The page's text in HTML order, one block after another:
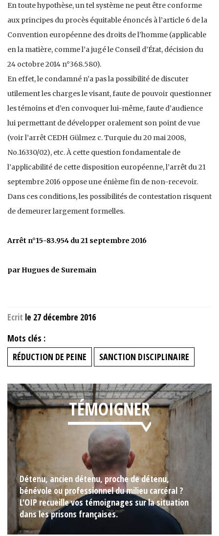
En toute hypothèse, un tel système ne peut être conforme
aux principes du procès équitable énoncés à l’article 6 de la
Convention européenne des droits de l’homme (applicable
en la matière, comme l’a jugé le Conseil d’État, décision du
24 octobre 2014 n°368.580).
En effet, le condamné n’a pas la possibilité de discuter
utilement les charges le visant, faute de pouvoir questionner
les témoins et d’en convoquer lui-même, faute d’audience
lui permettant de développer oralement son point de vue
(voir l’arrêt CEDH Gülmez c. Turquie du 20 mai 2008,
No.16330/02), etc. À cette question fondamentale de
l’applicabilité de cette disposition européenne, l’arrêt du 21
septembre 2016 oppose une énième fin de non-recevoir.
Dans ces conditions, les possibilités de contestation risquent
de demeurer largement formelles.
Arrêt n°15-83.954 du 21 septembre 2016
par Hugues de Suremain
Ecrit le 27 décembre 2016
Mots clés :
RÉDUCTION DE PEINE
SANCTION DISCIPLINAIRE
TÉMOIGNER
Détenu, ancien détenu, proche de détenu,
bénévole ou professionnel du milieu carcéral ?
L'OIP recueille vos témoignages sur la situation
dans les prisons françaises.